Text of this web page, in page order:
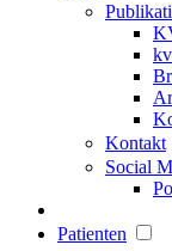
Kontakt
Social
Patienten